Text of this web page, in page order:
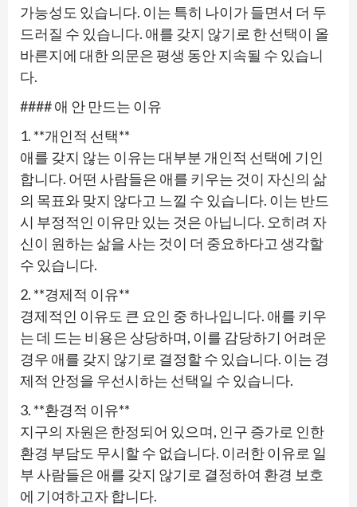
가능성도 있습니다. 이는 특히 나이가 들면서 더 두
드러질 수 있습니다. 애를 갖지 않기로 한 선택이 올
바른지에 대한 의문은 평생 동안 지속될 수 있습니
다.
#### 애 안 만드는 이유
1. **개인적 선택**
애를 갖지 않는 이유는 대부분 개인적 선택에 기인
합니다. 어떤 사람들은 애를 키우는 것이 자신의 삶
의 목표와 맞지 않다고 느낄 수 있습니다. 이는 반드
시 부정적인 이유만 있는 것은 아닙니다. 오히려 자
신이 원하는 삶을 사는 것이 더 중요하다고 생각할
수 있습니다.
2. **경제적 이유**
경제적인 이유도 큰 요인 중 하나입니다. 애를 키우
는 데 드는 비용은 상당하며, 이를 감당하기 어려운
경우 애를 갖지 않기로 결정할 수 있습니다. 이는 경
제적 안정을 우선시하는 선택일 수 있습니다.
3. **환경적 이유**
지구의 자원은 한정되어 있으며, 인구 증가로 인한
환경 부담도 무시할 수 없습니다. 이러한 이유로 일
부 사람들은 애를 갖지 않기로 결정하여 환경 보호
에 기여하고자 합니다.